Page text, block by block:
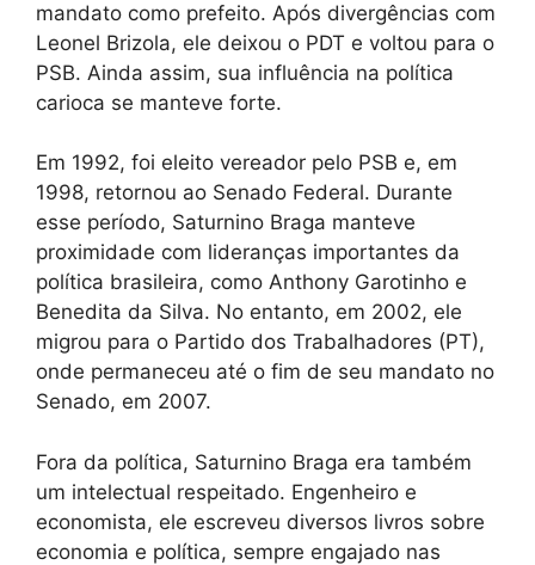
mandato como prefeito. Após divergências com
Leonel Brizola, ele deixou o PDT e voltou para o
PSB. Ainda assim, sua influência na política
carioca se manteve forte.
Em 1992, foi eleito vereador pelo PSB e, em
1998, retornou ao Senado Federal. Durante
esse período, Saturnino Braga manteve
proximidade com lideranças importantes da
política brasileira, como Anthony Garotinho e
Benedita da Silva. No entanto, em 2002, ele
migrou para o Partido dos Trabalhadores (PT),
onde permaneceu até o fim de seu mandato no
Senado, em 2007.
Fora da política, Saturnino Braga era também
um intelectual respeitado. Engenheiro e
economista, ele escreveu diversos livros sobre
economia e política, sempre engajado nas